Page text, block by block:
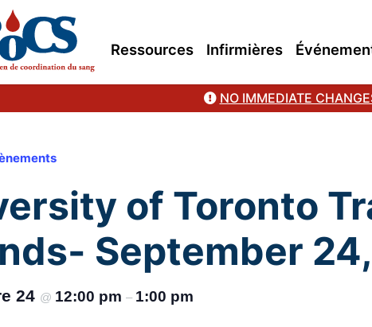
Ressources Infirmières
NO IMMEDIATE
of Toronto
September
24 @ 12:00 pm – 1:00 pm